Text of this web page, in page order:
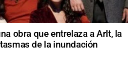
obra que entrelaza a Arlt, la
de la inundación